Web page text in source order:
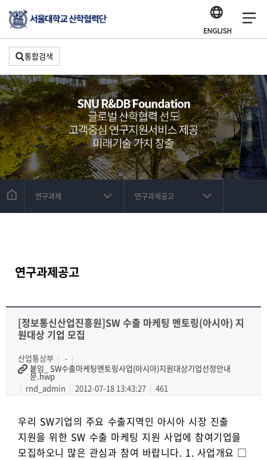
통합검색
연구과제 연구과제공고
연구과제공고
[정보통신산업진흥원]SW 수출 마케팅 멘토링(아시아) 지
원대상 기업 모집
산업통상부
-
붙임_ SW수출마케팅멘토링사업(아시아)지원대상기업선정안내
문.hwp
rnd_admin
2012-07-18 13:43:27 461
우리 SW기업의 주요 수출지역인 아시아 시장 진출
지원을 위한 SW 수출 마케팅 지원 사업에 참여기업을
모집하오니 많은 관심과 참여 바랍니다. 1. 사업개요 □